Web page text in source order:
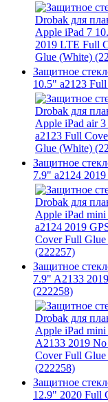
Защитное
10.5" a2123
Защитное
7.9" a2124
Защитное
7.9" A2133
(222258)
Защитное
12.9" 2020 Full